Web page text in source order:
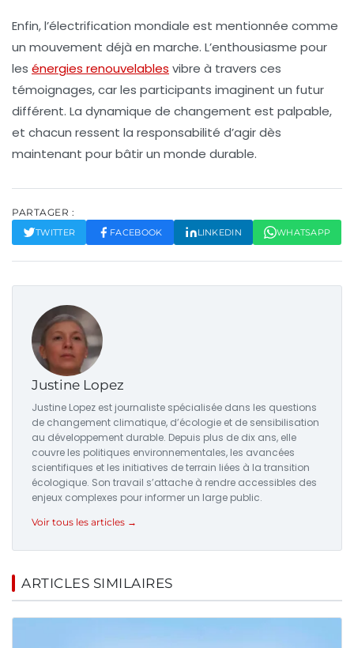
Enfin, l’électrification mondiale est mentionnée comme
un mouvement déjà en marche. L’enthousiasme pour
les énergies renouvelables vibre à travers ces
témoignages, car les participants imaginent un futur
différent. La dynamique de changement est palpable,
et chacun ressent la responsabilité d’agir dès
maintenant pour bâtir un monde durable.
PARTAGER :
TWITTER FACEBOOK LINKEDIN WHATSAPP
Justine Lopez
Justine Lopez est journaliste spécialisée dans les questions
de changement climatique, d’écologie et de sensibilisation
au développement durable. Depuis plus de dix ans, elle
couvre les politiques environnementales, les avancées
scientifiques et les initiatives de terrain liées à la transition
écologique. Son travail s’attache à rendre accessibles des
enjeux complexes pour informer un large public.
Voir tous les articles →
ARTICLES SIMILAIRES